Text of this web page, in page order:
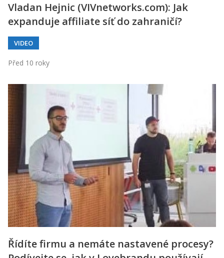
Vladan Hejnic (VIVnetworks.com): Jak
expanduje affiliate síť do zahraničí?
VIDEO
Před 10 roky
Řídíte firmu a nemáte nastavené procesy?